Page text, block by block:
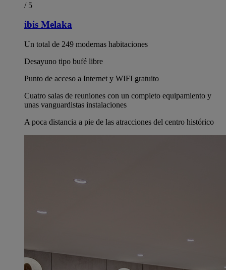
/ 5
ibis Melaka
Un total de 249 modernas habitaciones
Desayuno tipo bufé libre
Punto de acceso a Internet y WIFI gratuito
Cuatro salas de reuniones con un completo equipamiento y
unas vanguardistas instalaciones
A poca distancia a pie de las atracciones del centro histórico